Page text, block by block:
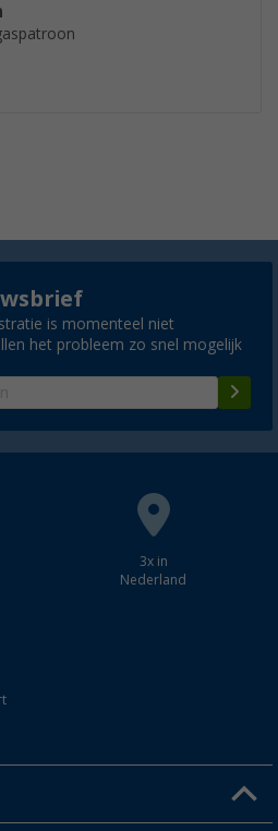
is momenteel niet
het probleem zo snel mogelijk
3x in
Nederland